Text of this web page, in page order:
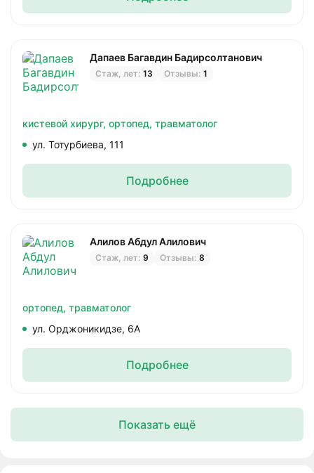
Дапаев Багавдин Бадирсолтанович
Стаж, лет: 13 Отзывы: 1
кистевой хирург, ортопед, травматолог
ул. Тотурбиева, 111
Подробнее
Алилов Абдул Алилович
Стаж, лет: 9 Отзывы: 8
ортопед, травматолог
ул. Орджоникидзе, 6А
Подробнее
Показать ещё